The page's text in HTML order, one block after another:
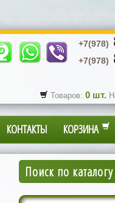
+7(978)
+7(978)
Товаров: 0 шт.
КОНТАКТЫ КОРЗИНА
Поиск по каталогу